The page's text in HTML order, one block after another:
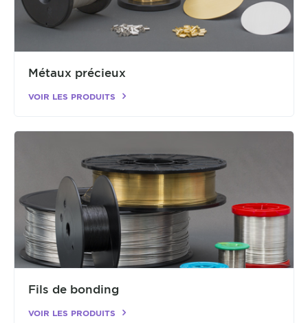
Métaux précieux
VOIR LES PRODUITS
Fils de bonding
VOIR LES PRODUITS